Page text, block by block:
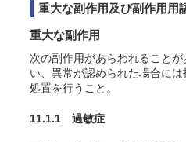
重大な副作用及び副作用用
重大な副作用
次の副作用があらわれること
い、異常が認められた場合に
処置を行うこと。
11.1.1 過敏症